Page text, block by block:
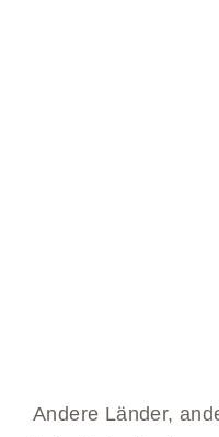
Andere Länder,